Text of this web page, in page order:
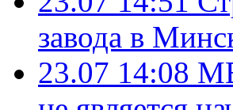
завода в
23.07 14:08